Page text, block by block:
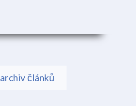
archiv článků